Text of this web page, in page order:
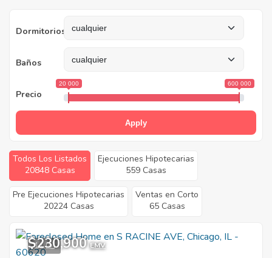
Dormitorios
Baños
Precio
20 000 600 000
Apply
Todos Los Listados
20848 Casas
Ejecuciones Hipotecarias
559 Casas
Pre Ejecuciones Hipotecarias
20224 Casas
Ventas en Corto
65 Casas
11
$230,900 EMV